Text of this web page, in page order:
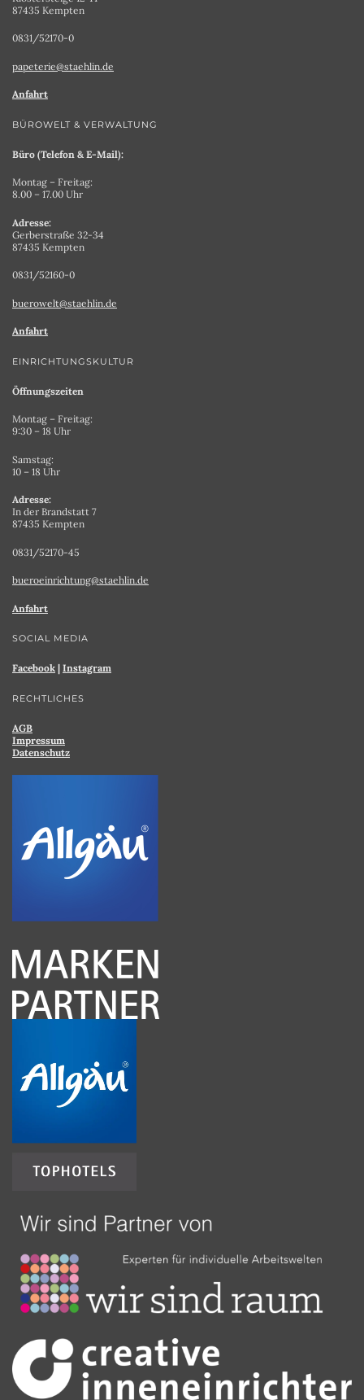
87435 Kempten
0831/52170-0
papeterie@staehlin.de
Anfahrt
BÜROWELT & VERWALTUNG
Büro (Telefon & E-Mail):
Montag – Freitag:
8.00 – 17.00 Uhr
Adresse:
Gerberstraße 32-34
87435 Kempten
0831/52160-0
buerowelt@staehlin.de
Anfahrt
EINRICHTUNGSKULTUR
Öffnungszeiten
Montag – Freitag:
9:30 – 18 Uhr
Samstag:
10 – 18 Uhr
Adresse:
In der Brandstatt 7
87435 Kempten
0831/52170-45
bueroeinrichtung@staehlin.de
Anfahrt
SOCIAL MEDIA
Facebook | Instagram
RECHTLICHES
AGB
Impressum
Datenschutz